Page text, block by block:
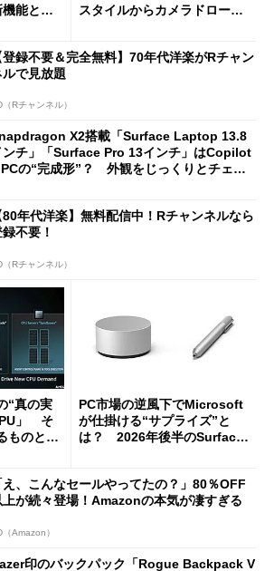
能とエ
スタイルからカメラドローン
登録不要＆完全無料】70年代洋楽がRチャン
ルで見放題
（Rチャンネル）
X2搭載「Surface Laptop 13.8
ンチ」「Surface Pro 13インチ」はCopilot
の“完成形”？ 外観をじっくりとチェッ
80年代洋楽】無料配信中！Rチャンネルなら
不要！
（Rチャンネル）
“真の実
」 そ
ものと
PC市場の逆風下でMicrosoft
が仕掛ける“サプライズ”と
は？ 2026年後半のSurface
え、こんなセールやってたの？」80％OFF
上が続々登場！Amazonの本気が凄すぎる
（Amazon）
印のバックパック「Rogue Backpack V